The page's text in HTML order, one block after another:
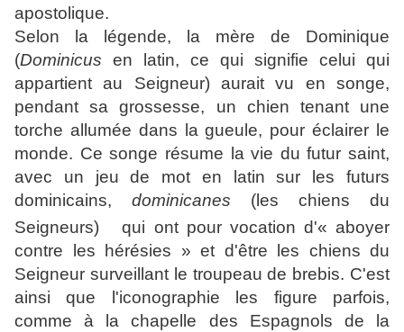
apostolique.
Selon la légende, la mère de Dominique
(Dominicus en latin, ce qui signifie celui qui
appartient au Seigneur) aurait vu en songe,
pendant sa grossesse, un chien tenant une
torche allumée dans la gueule, pour éclairer le
monde. Ce songe résume la vie du futur saint,
avec un jeu de mot en latin sur les futurs
dominicains, dominicanes (les chiens du
Seigneurs)
qui ont pour vocation d'« aboyer
contre les hérésies » et d'être les chiens du
Seigneur surveillant le troupeau de brebis. C'est
ainsi que l'iconographie les figure parfois,
comme à la chapelle des Espagnols de la